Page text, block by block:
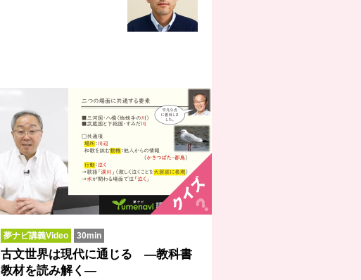
夢ナビ講義Video 30min
古文世界は現代に通じる ―教科書
教材を読み解く―